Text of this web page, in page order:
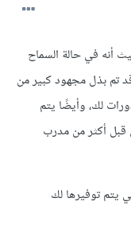
أنه في حالة السماح
تم بذل مجهود كبير من
لك، وأيضًا يتم
قبل أكثر من مدرب
يتم توفيرها لك